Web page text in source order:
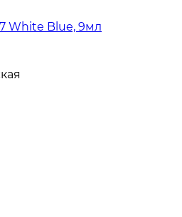
White Blue, 9мл